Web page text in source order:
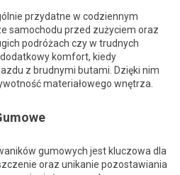
przydatne w codziennym
samochodu przed zużyciem oraz
podróżach czy w trudnych
komfort, kiedy
z brudnymi butami. Dzięki nim
materiałowego wnętrza.
gumowych jest kluczowa dla
oraz unikanie pozostawiania